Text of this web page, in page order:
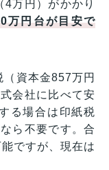
万円）がかかり
万円台が目安で
資本金857万円
会社に比べて安
る場合は印紙税
ら不要です。合
ですが、現在は